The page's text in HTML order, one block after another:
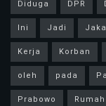
Diduga
DPR
Ini
Jadi
Kerja
Korban
oleh
pada
Prabowo
Rumah